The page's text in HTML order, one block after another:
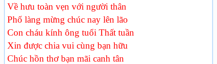
Về hưu toàn vẹn với người thân
Phố làng mừng chúc nay lên lão
Con cháu kính ông tuổi Thất tuần
Xin được chia vui cùng bạn hữu
Chúc hồn thơ bạn mãi canh tân